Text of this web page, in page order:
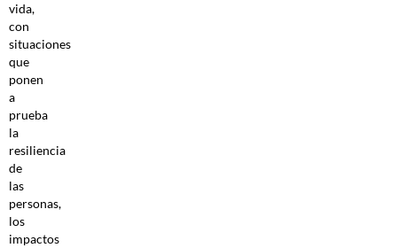
vida,
con
situaciones
que
ponen
a
prueba
la
resiliencia
de
las
personas,
los
impactos